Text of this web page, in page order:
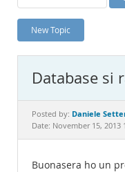
Planet MySQL
News and Events
MySQL.com
Downloads
New Topic
Database si
Posted by: Daniele
Date: November 15, 2013
Buonasera ho un